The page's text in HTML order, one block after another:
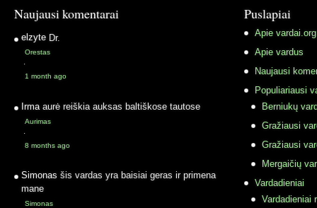
Naujausi komentarai
elzyte Dr.
Orestas
·
1 month ago
Irma aurė reiškia auksas baltiškose tautose
Aurimas
·
8 months ago
Simonas šis vardas yra baisiai geras ir primena
mane
Simonas
Puslapiai
Apie vardai.org
Apie vardus
Naujausi
Populiariausi
Berniukų
Gražiausi
Gražiausi
Mergaičių
Vardadieniai
Vardadieniai